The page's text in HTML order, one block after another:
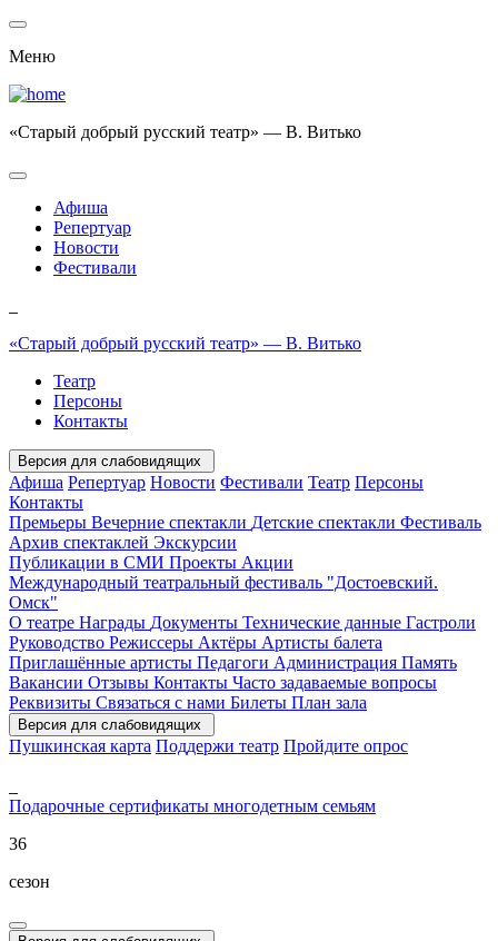
Меню
«Старый добрый русский театр» — В. Витько
Афиша
Репертуар
Новости
Фестивали
«Старый добрый русский театр» — В. Витько
Театр
Персоны
Контакты
Версия для слабовидящих
Афиша Репертуар Новости Фестивали Театр Персоны
Контакты
Премьеры Вечерние спектакли Детские спектакли Фестиваль
Архив спектаклей Экскурсии
Публикации в СМИ Проекты Акции
Международный театральный фестиваль "Достоевский.
Омск"
О театре Награды Документы Технические данные Гастроли
Руководство Режиссеры Актёры Артисты балета
Приглашённые артисты Педагоги Администрация Память
Вакансии Отзывы Контакты Часто задаваемые вопросы
Реквизиты Связаться с нами Билеты План зала
Версия для слабовидящих
Пушкинская карта Поддержи театр Пройдите опрос
Подарочные сертификаты многодетным семьям
36
сезон